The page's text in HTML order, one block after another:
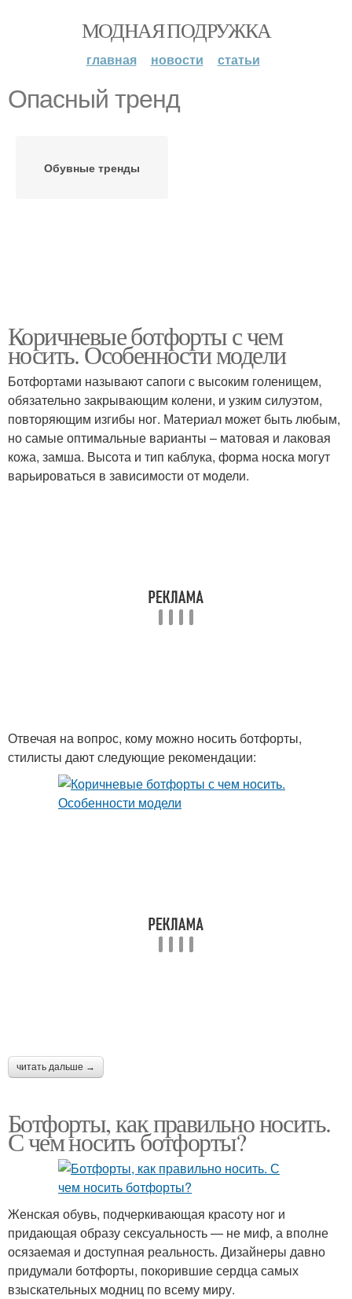
МОДНАЯ ПОДРУЖКА
главная новости статьи
Опасный тренд
Обувные тренды
Коричневые ботфорты с чем
носить. Особенности модели
Ботфортами называют сапоги с высоким голенищем,
обязательно закрывающим колени, и узким силуэтом,
повторяющим изгибы ног. Материал может быть любым,
но самые оптимальные варианты – матовая и лаковая
кожа, замша. Высота и тип каблука, форма носка могут
варьироваться в зависимости от модели.
Отвечая на вопрос, кому можно носить ботфорты,
стилисты дают следующие рекомендации:
читать дальше →
Ботфорты, как правильно носить.
С чем носить ботфорты?
Женская обувь, подчеркивающая красоту ног и
придающая образу сексуальность — не миф, а вполне
осязаемая и доступная реальность. Дизайнеры давно
придумали ботфорты, покорившие сердца самых
взыскательных модниц по всему миру.